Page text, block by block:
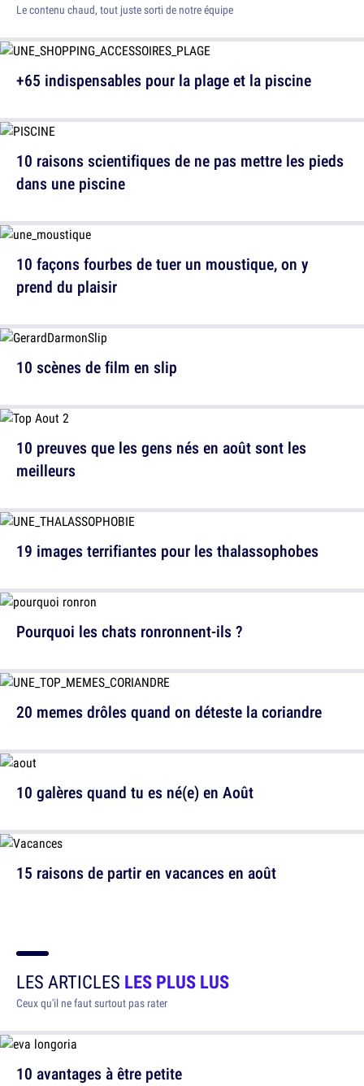
Le contenu chaud, tout juste sorti de notre équipe
+65 indispensables pour la plage et la piscine
10 façons fourbes de tuer un moustique, on y
prend du plaisir
10 preuves que les gens nés en août sont les
meilleurs
Pourquoi les chats ronronnent-ils ?
10 galères quand tu es né(e) en Août
10 raisons scientifiques de ne pas mettre les pieds
dans une piscine
10 scènes de film en slip
19 images terrifiantes pour les thalassophobes
20 memes drôles quand on déteste la coriandre
15 raisons de partir en vacances en août
LES ARTICLES LES PLUS LUS
Ceux qu'il ne faut surtout pas rater
10 avantages à être petite